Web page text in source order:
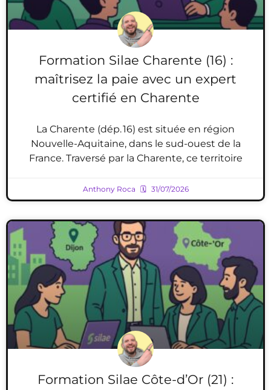
Formation Silae Charente (16) :
maîtrisez la paie avec un expert
certifié en Charente
La Charente (dép. 16) est située en région
Nouvelle-Aquitaine, dans le sud-ouest de la
France. Traversé par la Charente, ce territoire
Anthony Roca 31/07/2026
Formation Silae Côte-d’Or (21) :